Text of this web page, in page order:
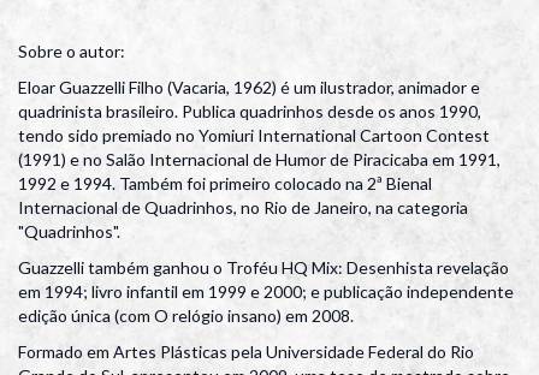
Sobre o autor:
Eloar Guazzelli Filho (Vacaria, 1962) é um ilustrador, animador e
quadrinista brasileiro. Publica quadrinhos desde os anos 1990,
tendo sido premiado no Yomiuri International Cartoon Contest
(1991) e no Salão Internacional de Humor de Piracicaba em 1991,
1992 e 1994. Também foi primeiro colocado na 2ª Bienal
Internacional de Quadrinhos, no Rio de Janeiro, na categoria
"Quadrinhos".
Guazzelli também ganhou o Troféu HQ Mix: Desenhista revelação
em 1994; livro infantil em 1999 e 2000; e publicação independente
edição única (com O relógio insano) em 2008.
Formado em Artes Plásticas pela Universidade Federal do Rio